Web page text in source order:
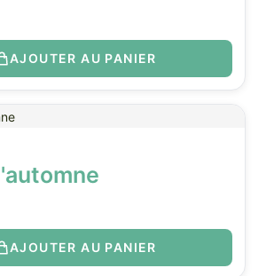
AJOUTER AU PANIER
AJOUTER AU PANIER